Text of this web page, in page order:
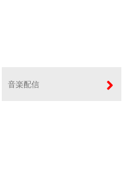
音楽配信